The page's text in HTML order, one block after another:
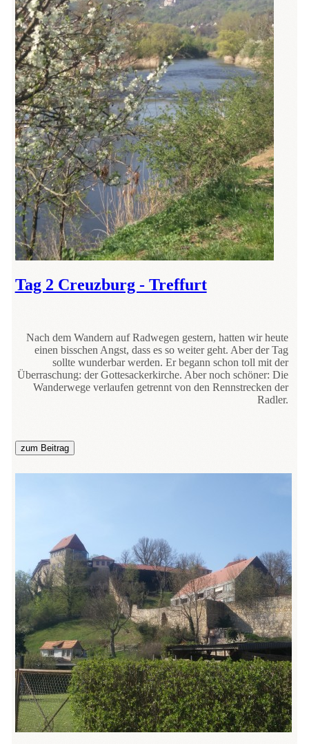
Tag 2 Creuzburg - Treffurt
Nach dem Wandern auf Radwegen gestern, hatten wir heute
einen bisschen Angst, dass es so weiter geht. Aber der Tag
sollte wunderbar werden. Er begann schon toll mit der
Überraschung: der Gottesackerkirche. Aber noch schöner: Die
Wanderwege verlaufen getrennt von den Rennstrecken der
Radler.
zum Beitrag